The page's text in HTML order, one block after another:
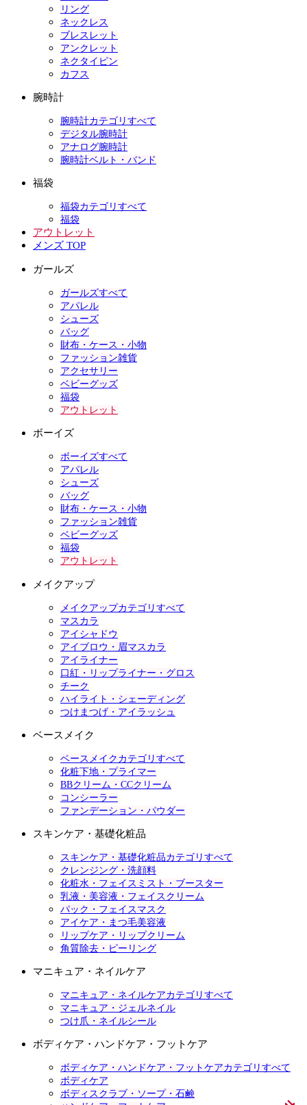
リング
ネックレス
ブレスレット
アンクレット
ネクタイピン
カフス
腕時計
腕時計カテゴリすべて
デジタル腕時計
アナログ腕時計
腕時計ベルト・バンド
福袋
福袋カテゴリすべて
福袋
アウトレット
メンズ TOP
ガールズ
ガールズすべて
アパレル
シューズ
バッグ
財布・ケース・小物
ファッション雑貨
アクセサリー
ベビーグッズ
福袋
アウトレット
ボーイズ
ボーイズすべて
アパレル
シューズ
バッグ
財布・ケース・小物
ファッション雑貨
ベビーグッズ
福袋
アウトレット
メイクアップ
メイクアップカテゴリすべて
マスカラ
アイシャドウ
アイブロウ・眉マスカラ
アイライナー
口紅・リップライナー・グロス
チーク
ハイライト・シェーディング
つけまつげ・アイラッシュ
ベースメイク
ベースメイクカテゴリすべて
化粧下地・プライマー
BBクリーム・CCクリーム
コンシーラー
ファンデーション・パウダー
スキンケア・基礎化粧品
スキンケア・基礎化粧品カテゴリすべて
クレンジング・洗顔料
化粧水・フェイスミスト・ブースター
乳液・美容液・フェイスクリーム
パック・フェイスマスク
アイケア・まつ毛美容液
リップケア・リップクリーム
角質除去・ピーリング
マニキュア・ネイルケア
マニキュア・ネイルケアカテゴリすべて
マニキュア・ジェルネイル
つけ爪・ネイルシール
ボディケア・ハンドケア・フットケア
ボディケア・ハンドケア・フットケアカテゴリすべて
ボディケア
ボディスクラブ・ソープ・石鹸